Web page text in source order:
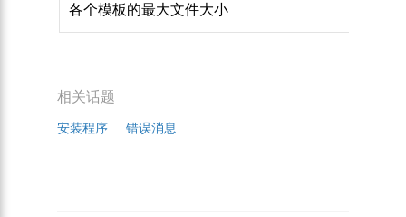
各个模板的最大文件大小
相关话题
安装程序 错误消息